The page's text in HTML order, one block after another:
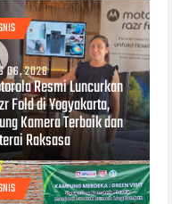
06, 2026
Resmi Luncurkan
Fold di Yogyakarta,
Kamera Terbaik dan
Raksasa